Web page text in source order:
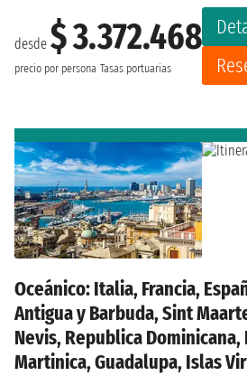
desde $ 3.372.468
precio por persona Tasas portuarias
Oceánico: Italia, Francia,
Antigua y Barbuda, Sint
Nevis, Republica Dominicana,
Martinica, Guadalupa, Islas